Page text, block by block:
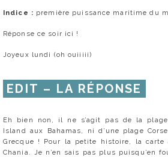
Indice : première puissance maritime du
Réponse ce soir ici !
Joyeux lundi (oh ouiiiii)
EDIT – LA RÉPONSE
Eh bien non, il ne s’agit pas de la
Island aux Bahamas, ni d’une plage
Grecque ! Pour la petite histoire, la carte
Chania. Je n’en sais pas plus puisqu’en